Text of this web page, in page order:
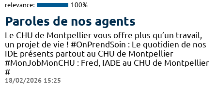
relevance: 100%
Paroles de nos agents
Le CHU de Montpellier vous offre plus qu’un travail,
un projet de vie ! #OnPrendSoin : Le quotidien de nos
IDE présents partout au CHU de Montpellier
#MonJobMonCHU : Fred, IADE au CHU de Montpellier
#
18/02/2026 15:25